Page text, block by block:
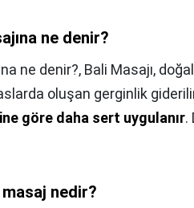
ne denir?
ne denir?, Bali Masajı,
oluşan gerginlik
göre daha sert uygulanır.
nedir?